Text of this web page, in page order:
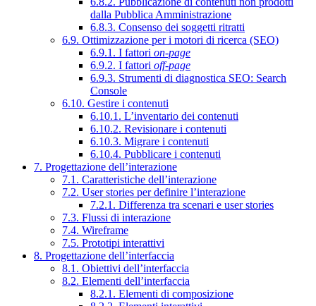
dalla Pubblica Amministrazione
6.8.3. Consenso dei soggetti ritratti
6.9. Ottimizzazione per i motori di ricerca (SEO)
6.9.1. I fattori on-page
6.9.2. I fattori off-page
6.9.3. Strumenti di diagnostica SEO: Search
Console
6.10. Gestire i contenuti
6.10.1. L’inventario dei contenuti
6.10.2. Revisionare i contenuti
6.10.3. Migrare i contenuti
6.10.4. Pubblicare i contenuti
7. Progettazione dell’interazione
7.1. Caratteristiche dell’interazione
7.2. User stories per definire l’interazione
7.2.1. Differenza tra scenari e user stories
7.3. Flussi di interazione
7.4. Wireframe
7.5. Prototipi interattivi
8. Progettazione dell’interfaccia
8.1. Obiettivi dell’interfaccia
8.2. Elementi dell’interfaccia
8.2.1. Elementi di composizione